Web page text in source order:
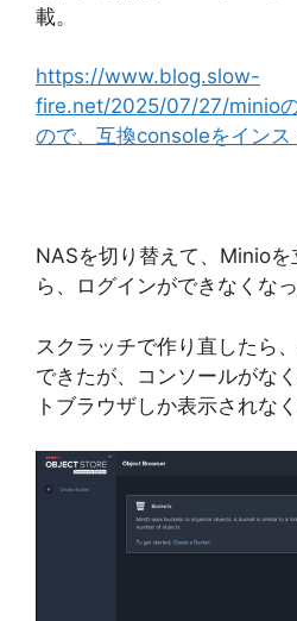
載。
https://www.blog.slow-
fire.net/2025/07/27/minio
ので、互換consoleをインス
NASを切り替えて、Minioを
ら、ログインができなくなっ
スクラッチで作り直したら
できたが、コンソールがな
トブラウザしか表示されなく